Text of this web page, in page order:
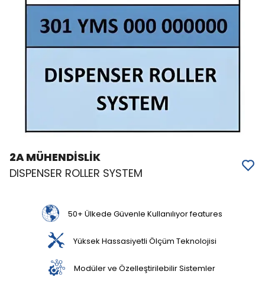
2A MÜHENDİSLİK
DISPENSER ROLLER SYSTEM
50+ Ülkede Güvenle Kullanılıyor features
Yüksek Hassasiyetli Ölçüm Teknolojisi
Modüler ve Özelleştirilebilir Sistemler